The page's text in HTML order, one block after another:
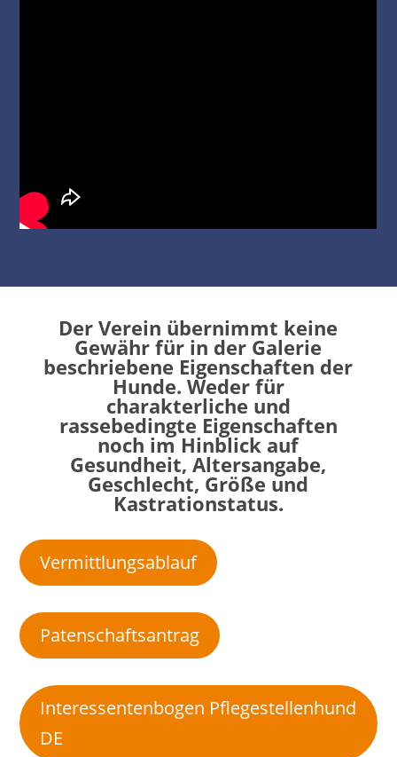
Der Verein übernimmt keine
Gewähr für in der Galerie
beschriebene Eigenschaften der
Hunde. Weder für
charakterliche und
rassebedingte Eigenschaften
noch im Hinblick auf
Gesundheit, Altersangabe,
Geschlecht, Größe und
Kastrationstatus.
Vermittlungsablauf
Patenschaftsantrag
Interessentenbogen Pflegestellenhund
DE